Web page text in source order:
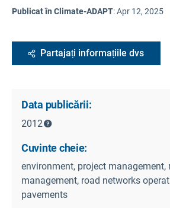
Publicat în Climate-ADAPT:Apr 12, 2025
Partajați informațiile dvs
Data publicării:
2012
Cuvinte cheie:
environment, project management,
management, road networks
pavements